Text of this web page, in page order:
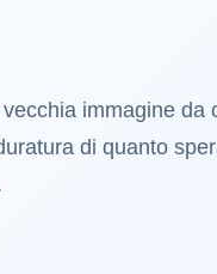
immagine
di quanto